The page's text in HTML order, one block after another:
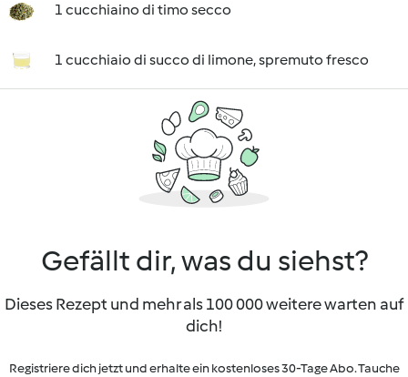
1 cucchiaino di timo secco
1 cucchiaio di succo di limone, spremuto fresco
Gefällt dir, was du siehst?
Dieses Rezept und mehr als 100 000 weitere warten auf
dich!
Registriere dich jetzt und erhalte ein kostenloses 30-Tage Abo. Tauche